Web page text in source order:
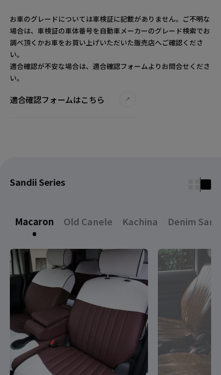
お車のグレードについては車検証に記載がありません。ご不明な
場合は、車検証の車体番号を自動車メーカーのグレード検索でお
調べ頂くかお車をお買い上げいただいた販売店へご確認くださ
い。
適合確認が不安な場合は、適合確認フォームよりお問合せくださ
い。
適合確認フォームはこちら
Sandii Series
Macaron Old Canele Kachina Denim Sand